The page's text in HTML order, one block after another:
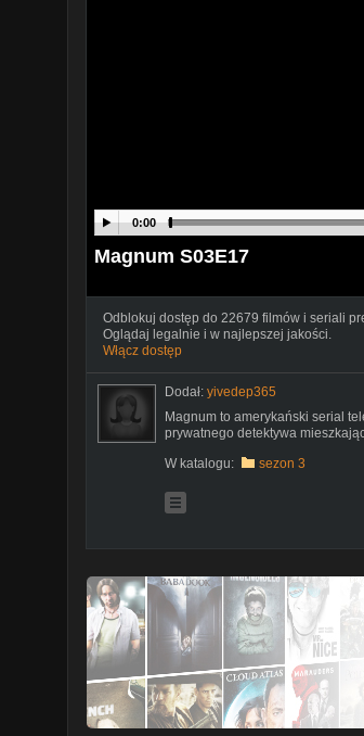
0:00
Magnum S03E17
Odblokuj dostęp do 22679 filmów i seriali
Oglądaj legalnie i w najlepszej jakości.
Włącz dostęp
Dodał: yivedep365
Magnum to amerykański serial
prywatnego detektywa
W katalogu:
sezon 3